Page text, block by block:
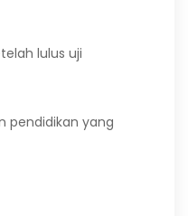
lulus uji
pendidikan yang